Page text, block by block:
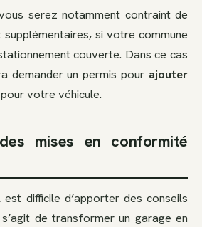
serez notamment contraint de
si votre commune
couverte. Dans ce cas
demander un permis pour ajouter
pour votre véhicule.
mises en conformité
est difficile d’apporter des conseils
de transformer un garage en